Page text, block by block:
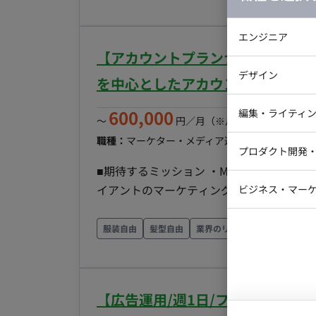
線設計・改善 ・無料→有料転換率の向上
代理店開拓（ENTルート強化） ・KPI設
ケ領域をリード ・エンジニア・PdMと連携してサービ
サービスサイト・登録フローの分析 2. toB
テンツ・SEO・広告・イベント等） 4.
策の設計・実行 6. AI活用 生成AI等を活用
ャレンジ ■働き方 ・開始日：2026年9月 ・フルリモート可 ・フレックス稼働OK ・週100時間稼働
【アカウントプランナー/週5日/
を中心としたアカウントプランナ
〜 600,000 円／月 （※月160時間稼働の場
職種： マーケター・メディア運用
■期待するミッション ・Meta広告（月予
イアントのマーケティング成果（CV・
リレーション（デイリー/ウィークリー
た次の一手を主体的に提案・実行し続けること。 ■商材 女性向けデザインスクール ■ 担
軸の選定、構成案の作成、デザイナーへ
服装自由 髪型自由 業界のリードカンパニー
【広告運用/週1日/フルリモート
エンジニア
インフラエ
テストエン
デザイン
Webデザイ
ラストレー
編集・ライティ
プロダクト開発
クトマネー
ビジネス・マー